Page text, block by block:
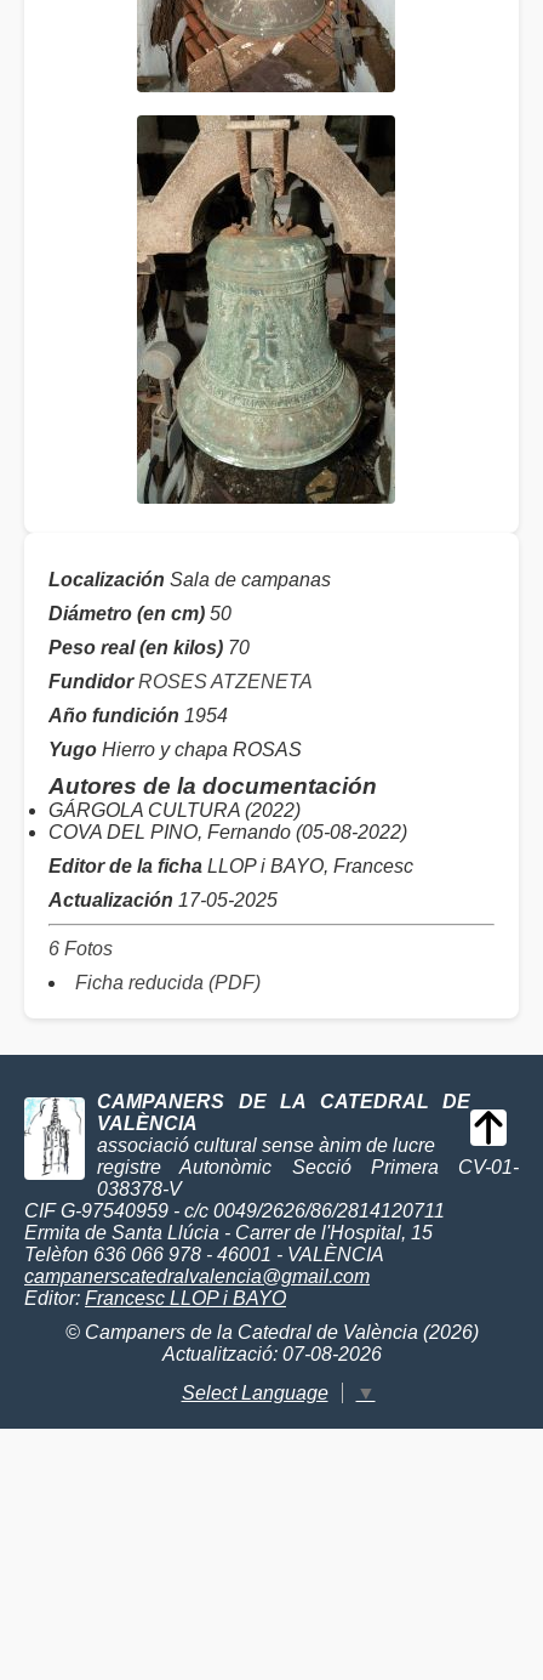
Localización Sala de campanas
Diámetro (en cm) 50
Peso real (en kilos) 70
Fundidor ROSES ATZENETA
Año fundición 1954
Yugo Hierro y chapa ROSAS
Autores de la documentación
GÁRGOLA CULTURA (2022)
COVA DEL PINO, Fernando (05-08-2022)
Editor de la ficha LLOP i BAYO, Francesc
Actualización 17-05-2025
6 Fotos
Ficha reducida (PDF)
CAMPANERS DE LA CATEDRAL DE
VALÈNCIA
associació cultural sense ànim de lucre
registre Autonòmic Secció Primera CV-01-
038378-V
CIF G-97540959 - c/c 0049/2626/86/2814120711
Ermita de Santa Llúcia - Carrer de l'Hospital, 15
Telèfon 636 066 978 - 46001 - VALÈNCIA
campanerscatedralvalencia@gmail.com
Editor: Francesc LLOP i BAYO
© Campaners de la Catedral de València (2026)
Actualització: 07-08-2026
Select Language
▼